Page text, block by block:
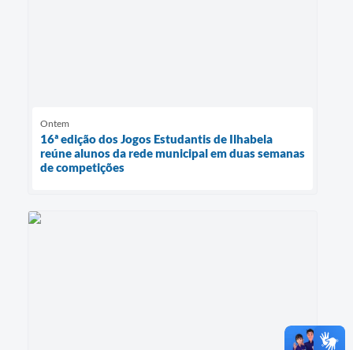
Ontem
16ª edição dos Jogos Estudantis de Ilhabela
reúne alunos da rede municipal em duas semanas
de competições